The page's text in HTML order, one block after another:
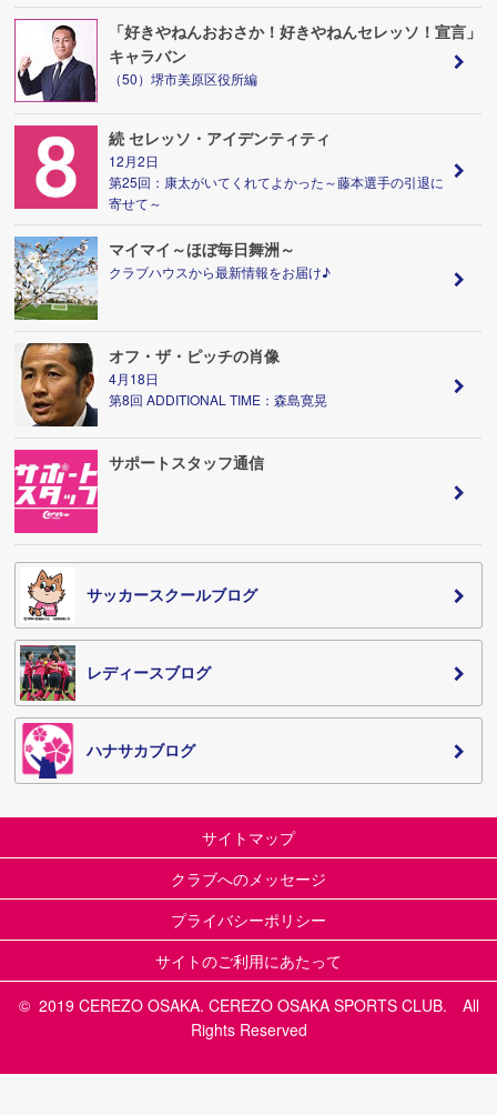
「好きやねんおおさか！好きやねんセレッソ！宣言」
キャラバン
（50）堺市美原区役所編
続 セレッソ・アイデンティティ
12月2日
第25回：康太がいてくれてよかった～藤本選手の引退に
寄せて～
マイマイ～ほぼ毎日舞洲～
クラブハウスから最新情報をお届け♪
オフ・ザ・ピッチの肖像
4月18日
第8回 ADDITIONAL TIME：森島寛晃
サポートスタッフ通信
サッカースクールブログ
レディースブログ
ハナサカブログ
サイトマップ
クラブへのメッセージ
プライバシーポリシー
サイトのご利用にあたって
© 2019 CEREZO OSAKA. CEREZO OSAKA SPORTS CLUB. All
Rights Reserved